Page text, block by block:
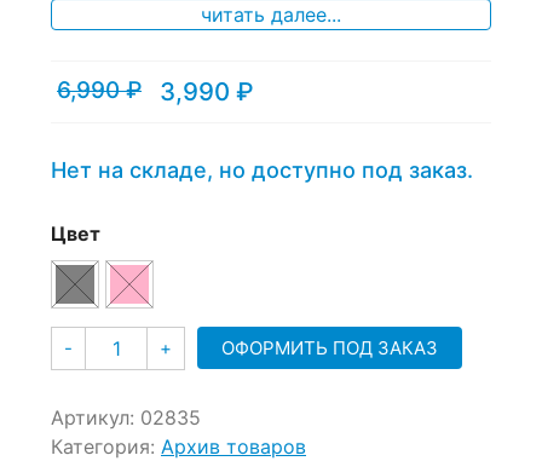
читать далее...
6,990₽
Первоначальная
6,990 ₽.
3,990 ₽
Текущая
Нет на складе, но доступно под заказ.
Цвет
- Количество
+ ОФОРМИТЬ ПОД ЗАКАЗ
Артикул: 02835
Категория: Архив товаров